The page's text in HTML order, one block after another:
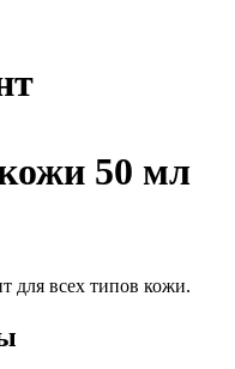
50 мл
для всех типов кожи.